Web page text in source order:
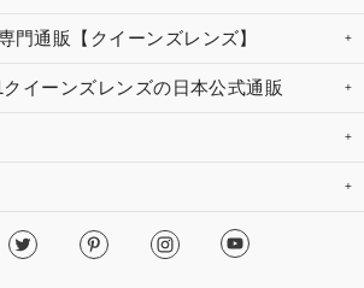
門通販【クイーンズレンズ】
イーンズレンズの日本公式通販